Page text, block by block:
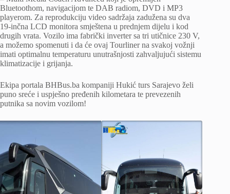
Bluetoothom, navigacijom te DAB radiom, DVD i MP3
playerom. Za reprodukciju video sadržaja zadužena su dva
19-inčna LCD monitora smještena u prednjem dijelu i kod
drugih vrata. Vozilo ima fabrički inverter sa tri utičnice 230 V,
a možemo spomenuti i da će ovaj Tourliner na svakoj vožnji
imati optimalnu temperaturu unutrašnjosti zahvaljujući sistemu
klimatizacije i grijanja.
Ekipa portala BHBus.ba kompaniji Hukić turs Sarajevo želi
puno sreće i uspješno pređenih kilometara te prevezenih
putnika sa novim vozilom!